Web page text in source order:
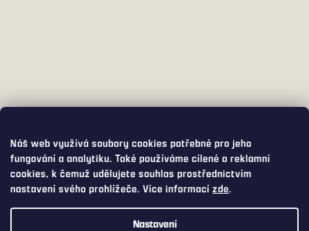
Náš web využívá soubory cookies potřebné pro jeho
fungování a analytiku. Také používáme cílené a reklamní
cookies, k čemuž udělujete souhlas prostřednictvím
nastavení svého prohlížeče. Více informacízde.
Nastavení